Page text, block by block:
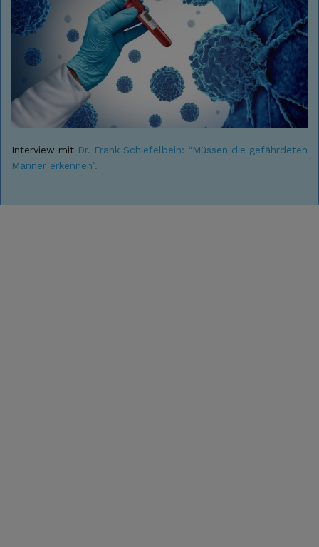
Interview mit Dr. Frank Schiefelbein: “Müssen die gefährdeten
Männer erkennen”.